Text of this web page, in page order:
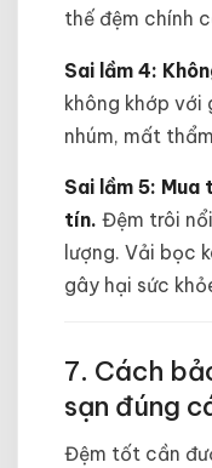
thế đệm chính
Sai lầm 4:
không khớp với
nhúm, mất
Sai lầm 5: Mua
tín. Đệm trôi
lượng. Vải bọc
gây hại sức
7. Cách
sạn đúng
Đệm tốt cần